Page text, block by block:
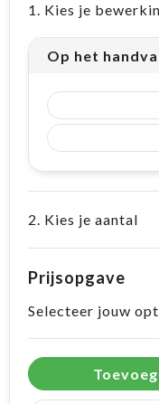
1. Kies je
Op het
2. Kies je aantal
Prijsopgave
Selecteer jouw